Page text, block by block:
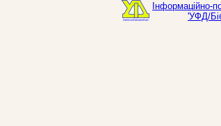
Інформаційно-
'УФД/